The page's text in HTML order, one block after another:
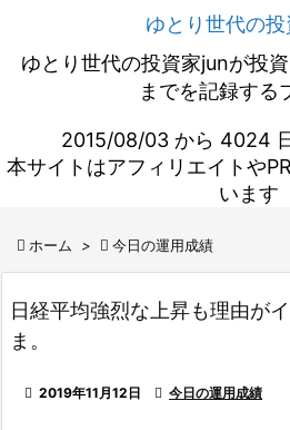
ゆとり世代の
ゆとり世代の投資家junが投
までを記録する
2015/08/03 から 4024
本サイトはアフィリエイトや
います
 ホーム >  今日の運用成績
日経平均強烈な上昇も理由が
ま。
 2019年11月12日  今日の運用成績